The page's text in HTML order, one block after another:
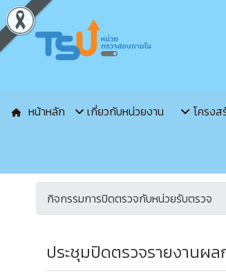
หน้าหลัก เกี่ยวกับหน่วยงาน โครงส
กิจกรรมการปิดตรวจกับหน่วยรับตรวจ
ประชุมปิดตรวจรายงานผ